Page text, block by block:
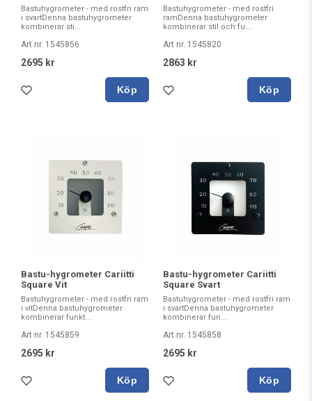
Bastuhygrometer - med rostfri ram
i svartDenna bastuhygrometer
kombinerar sti...
Art nr. 1545856
2695 kr
Köp
Bastuhygrometer - med rostfri
ramDenna bastuhygrometer
kombinerar stil och fu...
Art nr. 1545820
2863 kr
Köp
Bastu-hygrometer Cariitti
Square Vit
Bastuhygrometer - med rostfri ram
i vitDenna bastuhygrometer
kombinerar funkt...
Art nr. 1545859
2695 kr
Köp
Bastu-hygrometer Cariitti
Square Svart
Bastuhygrometer - med rostfri ram
i svartDenna bastuhygrometer
kombinerar fun...
Art nr. 1545858
2695 kr
Köp